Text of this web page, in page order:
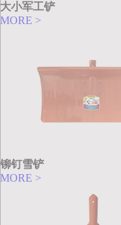
大小军工铲
MORE >
铆钉雪铲
MORE >